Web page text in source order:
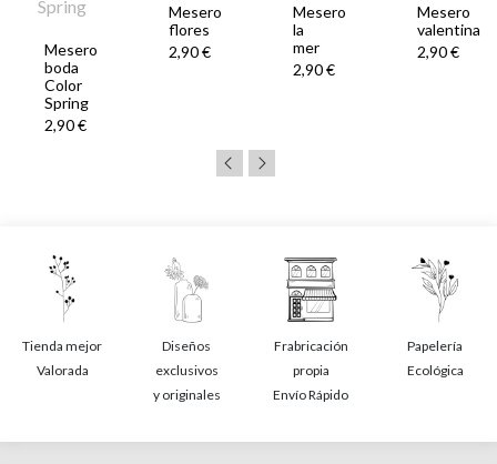
Mesero
boda
Color
Spring
2,90 €
Mesero
flores
2,90 €
Mesero
la
mer
2,90 €
Mesero
valentina
2,90 €
Tienda mejor
Valorada
Diseños
exclusivos
y originales
Frabricación
propia
Envío Rápido
Papelería
Ecológica